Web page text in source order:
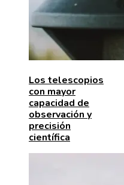
Los telescopios
con mayor
capacidad de
observación y
precisión
científica